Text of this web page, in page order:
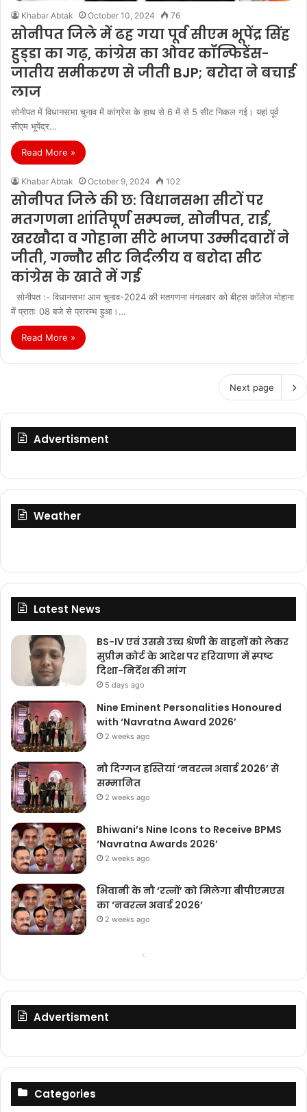
Khabar Abtak October 10, 2024 76
सोनीपत जिले में ढह गया पूर्व सीएम भूपेंद्र सिंह
हुड्‌डा का गढ़, कांग्रेस का ओवर कॉन्फिडेंस-
जातीय समीकरण से जीती BJP; बरोदा ने बचाई
लाज
सोनीपत में विधानसभा चुनाव में कांग्रेस के हाथ से 6 में से 5 सीट निकल गई। यहां पूर्व
सीएम भूपेंद्र…
Read More »
Khabar Abtak October 9, 2024 102
सोनीपत जिले की छ: विधानसभा सीटों पर
मतगणना शांतिपूर्ण सम्पन्न, सोनीपत, राई,
खरखौदा व गोहाना सीटे भाजपा उम्मीदवारों ने
जीती, गन्नौर सीट निर्दलीय व बरोदा सीट
कांग्रेस के खाते में गई
सोनीपत :- विधानसभा आम चुनाव-2024 की मतगणना मंगलवार को बीट्स कॉलेज मोहाना
में प्रात: 08 बजे से प्रारम्भ हुआ।…
Read More »
Next page
Advertisment
Weather
Latest News
BS-IV एवं उससे उच्च श्रेणी के वाहनों को लेकर
सुप्रीम कोर्ट के आदेश पर हरियाणा में स्पष्ट
दिशा-निर्देश की मांग
5 days ago
Nine Eminent Personalities Honoured
with ‘Navratna Award 2026’
2 weeks ago
नौ दिग्गज हस्तियां ‘नवरत्न अवार्ड 2026’ से
सम्मानित
2 weeks ago
Bhiwani’s Nine Icons to Receive BPMS
‘Navratna Awards 2026’
2 weeks ago
भिवानी के नौ ‘रत्नों’ को मिलेगा बीपीएमएस
का ‘नवरत्न अवार्ड 2026’
2 weeks ago
Previous
Advertisment
Categories